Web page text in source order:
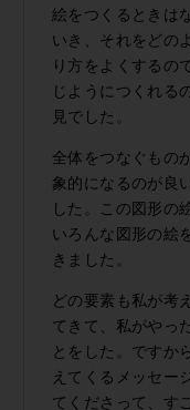
絵をつくるときは
いき、それをどの
り方をよくするの
じようにつくれる
見でした。
全体をつなぐもの
象的になるのが良
した。この図形の
いろんな図形の絵
きました。
どの要素も私が考
てきて、私がやっ
とをした。ですか
えてくるメッセー
てくださって、す